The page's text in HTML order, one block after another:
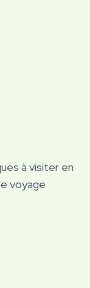
à visiter en
voyage